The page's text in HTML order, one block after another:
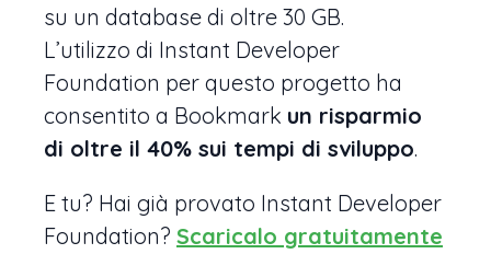
su un database di oltre 30 GB.
L’utilizzo di Instant Developer
Foundation per questo progetto ha
consentito a Bookmark un risparmio
di oltre il 40% sui tempi di sviluppo.
E tu? Hai già provato Instant Developer
Foundation? Scaricalo gratuitamente